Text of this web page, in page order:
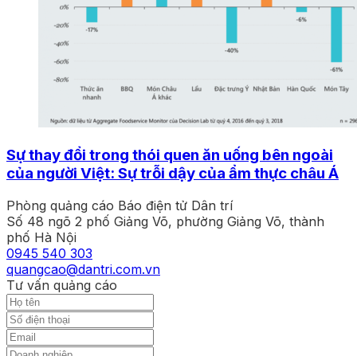
Sự thay đổi trong thói quen ăn uống bên ngoài
của người Việt: Sự trỗi dậy của ẩm thực châu Á
Phòng quảng cáo Báo điện tử Dân trí
Số 48 ngõ 2 phố Giảng Võ, phường Giảng Võ, thành
phố Hà Nội
0945 540 303
quangcao@dantri.com.vn
Tư vấn quảng cáo